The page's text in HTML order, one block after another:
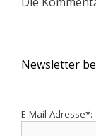
Newsletter
E-Mail-Adresse*: